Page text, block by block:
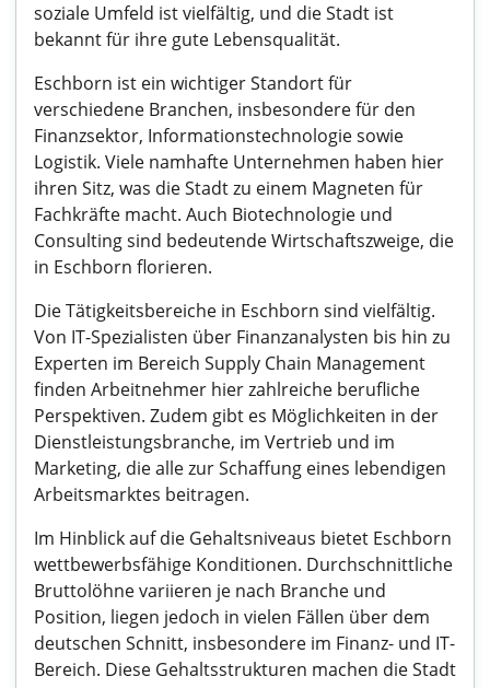
soziale Umfeld ist vielfältig, und die Stadt ist
bekannt für ihre gute Lebensqualität.
Eschborn ist ein wichtiger Standort für
verschiedene Branchen, insbesondere für den
Finanzsektor, Informationstechnologie sowie
Logistik. Viele namhafte Unternehmen haben hier
ihren Sitz, was die Stadt zu einem Magneten für
Fachkräfte macht. Auch Biotechnologie und
Consulting sind bedeutende Wirtschaftszweige, die
in Eschborn florieren.
Die Tätigkeitsbereiche in Eschborn sind vielfältig.
Von IT-Spezialisten über Finanzanalysten bis hin zu
Experten im Bereich Supply Chain Management
finden Arbeitnehmer hier zahlreiche berufliche
Perspektiven. Zudem gibt es Möglichkeiten in der
Dienstleistungsbranche, im Vertrieb und im
Marketing, die alle zur Schaffung eines lebendigen
Arbeitsmarktes beitragen.
Im Hinblick auf die Gehaltsniveaus bietet Eschborn
wettbewerbsfähige Konditionen. Durchschnittliche
Bruttolöhne variieren je nach Branche und
Position, liegen jedoch in vielen Fällen über dem
deutschen Schnitt, insbesondere im Finanz- und IT-
Bereich. Diese Gehaltsstrukturen machen die Stadt